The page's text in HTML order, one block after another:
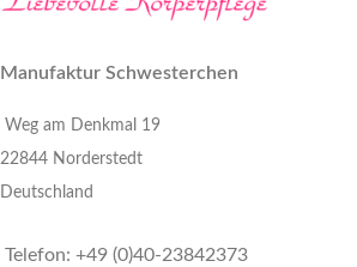
Manufaktur Schwesterchen
Weg am Denkmal 19
22844 Norderstedt
Deutschland
Telefon: +49 (0)40-23842373